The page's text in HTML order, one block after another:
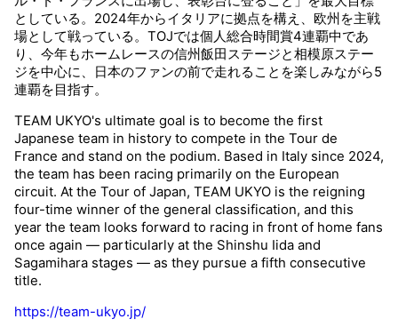
観戦について GUIDE
過去の大会 HISTORY
オンラインショップ ONLINE SHOP
Instagram Instagram
X X（旧twitter）
Facebook
としている。2024年からイタリアに拠点を構え、欧州を主戦
場として戦っている。TOJでは個人総合時間賞4連覇中であ
り、今年もホームレースの信州飯田ステージと相模原ステー
ジを中心に、日本のファンの前で走れることを楽しみながら5
連覇を目指す。
TEAM UKYO's ultimate goal is to become the first
Japanese team in history to compete in the Tour de
France and stand on the podium. Based in Italy since 2024,
the team has been racing primarily on the European
circuit. At the Tour of Japan, TEAM UKYO is the reigning
four-time winner of the general classification, and this
year the team looks forward to racing in front of home fans
once again — particularly at the Shinshu Iida and
Sagamihara stages — as they pursue a fifth consecutive
title.
https://team-ukyo.jp/